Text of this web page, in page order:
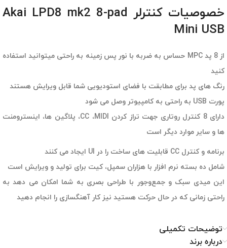
خصوصیات کنترلر Akai LPD8 mk2 8-pad
Mini USB
از 8 پد MPC حساس به ضربه با نور پس زمینه به راحتی میتوانید استفاده
کنید
رنگ های پد برای مطابقت با فضای استودیویی شما قابل ویرایش هستند
پورت USB به راحتی به کامپیوتر وصل می شود
دارای 8 کنترل روتاری جهت تراز کردن CC ،MIDI، پلاگین ها، اینسترومنت
ها و سایر موارد دیگر است
برنامه و کنترل CC قابلیت های ساخت را در UI ایجاد می کنند
شامل ده بسته نرم افزار با هزاران سمپل، کیت برای تولید و ویرایش است
این میدی سبک و جمع‌وجور با طراحی بصری به شما امکان می دهد به
راحتی زمانی که در حال حرکت هستید نیز کار آهنگسازی را انجام دهید
توضیحات تکمیلی
درباره برند